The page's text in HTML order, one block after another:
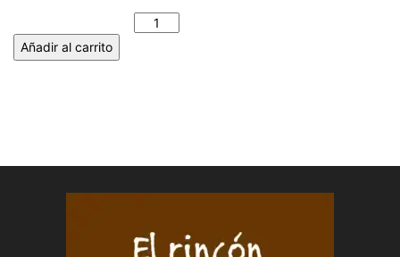
Añadir al carrito